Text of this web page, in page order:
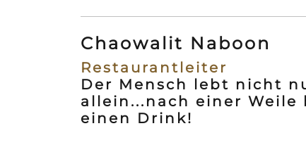
Chaowalit Naboon
Restaurantleiter
Der Mensch lebt nicht
allein...nach einer Weile
einen Drink!